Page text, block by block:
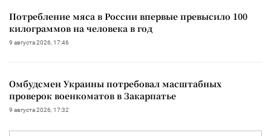
Потребление мяса в России впервые превысило 100
килограммов на человека в год
9 августа 2026, 17:46
Омбудсмен Украины потребовал масштабных
проверок военкоматов в Закарпатье
9 августа 2026, 17:32